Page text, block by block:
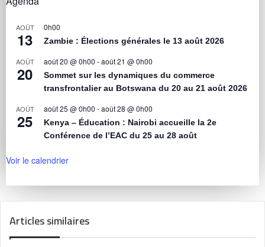
AOÛT
13
0h00
Zambie : Élections générales le 13 août 2026
AOÛT
20
août 20 @ 0h00 -août 21 @ 0h00
Sommet sur les dynamiques du commerce
transfrontalier au Botswana du 20 au 21 août 2026
AOÛT
25
août 25 @ 0h00 -août 28 @ 0h00
Kenya – Éducation : Nairobi accueille la 2e
Conférence de l’EAC du 25 au 28 août
Voir le calendrier
Articles similaires